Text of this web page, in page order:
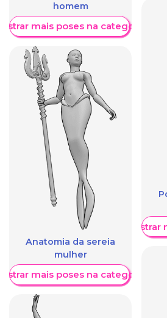
homem
mais poses na categoria
Anatomia da sereia
mulher
mais poses na categoria